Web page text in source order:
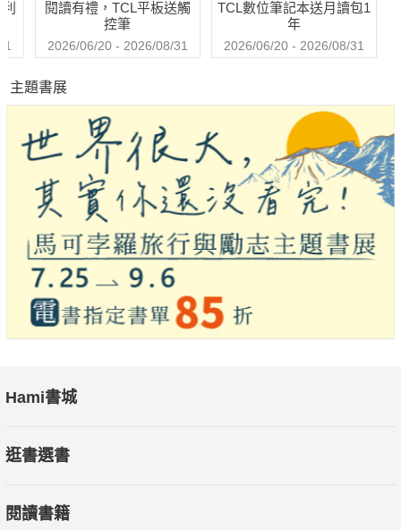
閱讀有禮，TCL平板送觸
控筆
2026/06/20 - 2026/08/31
TCL數位筆記本送月讀包1
年
2026/06/20 - 2026/08/31
主題書展
Hami書城
逛書選書
閱讀書籍